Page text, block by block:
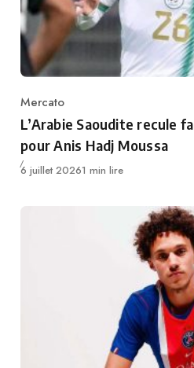
Category
Mercato
L’Arabie Saoudite recule
pour Anis Hadj Moussa
Publié
6 juillet 20261 min lire